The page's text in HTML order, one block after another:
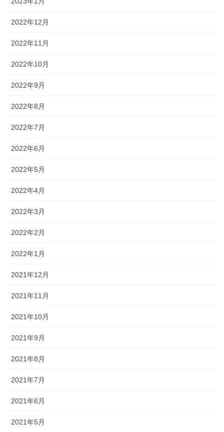
2022年12月
2022年11月
2022年10月
2022年9月
2022年8月
2022年7月
2022年6月
2022年5月
2022年4月
2022年3月
2022年2月
2022年1月
2021年12月
2021年11月
2021年10月
2021年9月
2021年8月
2021年7月
2021年6月
2021年5月